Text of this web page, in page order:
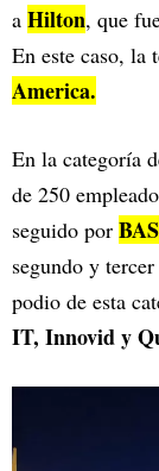
a Hilton, que
En este caso, la
America.
En la categoría
de 250
seguido por
segundo y
podio de esta
IT, Innovid y